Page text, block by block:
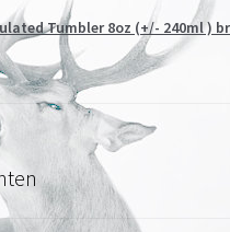
Tumbler 8oz (+/- 240ml )